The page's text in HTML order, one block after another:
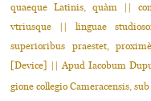
quaeque Latinis, quàm ||
vtriusque || linguae
superioribus praestet,
[Device] || Apud Iacobum
gione collegio Cameracensis,